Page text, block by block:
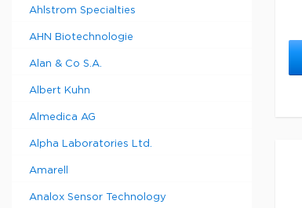
Ahlstrom Specialties
AHN Biotechnologie
Alan & Co S.A.
Albert Kuhn
Almedica AG
Alpha Laboratories Ltd.
Amarell
Analox Sensor Technology